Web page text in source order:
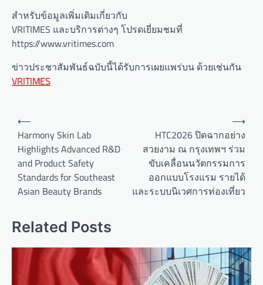
สำหรับข้อมูลเพิ่มเติมเกี่ยวกับ
VRITIMES และบริการต่างๆ โปรดเยี่ยมชมที่
https://www.vritimes.com
ข่าวประชาสัมพันธ์ฉบับนี้ได้รับการเผยแพร่บน ด้วยเช่นกัน
VRITIMES
v
i
⟵
Harmony Skin Lab
Highlights Advanced R&D
and Product Safety
Standards for Southeast
Asian Beauty Brands
HTC2026 ปิดฉากอย่าง
สวยงาม ณ กรุงเทพฯ ร่วม
ขับเคลื่อนนวัตกรรมการ
ออกแบบโรงแรม รายได้
และระบบนิเวศการท่องเที่ยว
⟶
Related Posts